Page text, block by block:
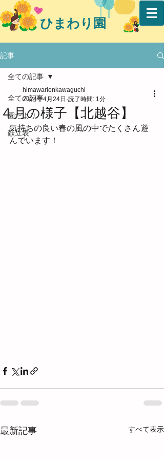
ひまわり園
記事
全ての記事
園だより
献立表
全ての記事
４月の様子【北越谷】
himawarienkawaguchi
2024年4月24日 読了時間: 1分
気持ちの良い春の風の中でたくさん遊
んでいます！
最新記事 すべて表示